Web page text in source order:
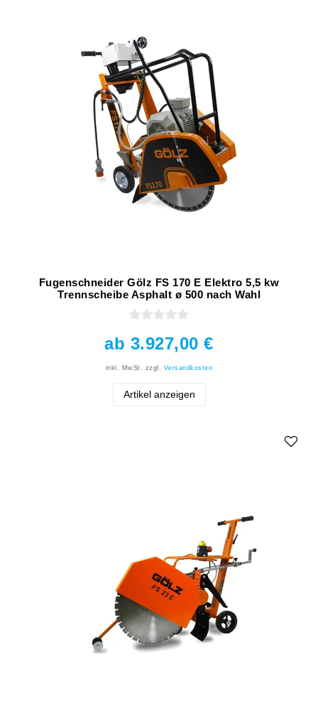
Fugenschneider Gölz FS 170 E Elektro 5,5 kw
Trennscheibe Asphalt ø 500 nach Wahl
ab 3.927,00 €
inkl. MwSt. zzgl. Versandkosten
Artikel anzeigen